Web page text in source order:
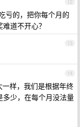
12
亏的，把你每个月的
道不开心？
13
14
样，我们是根据年终
少，在每个月没法量